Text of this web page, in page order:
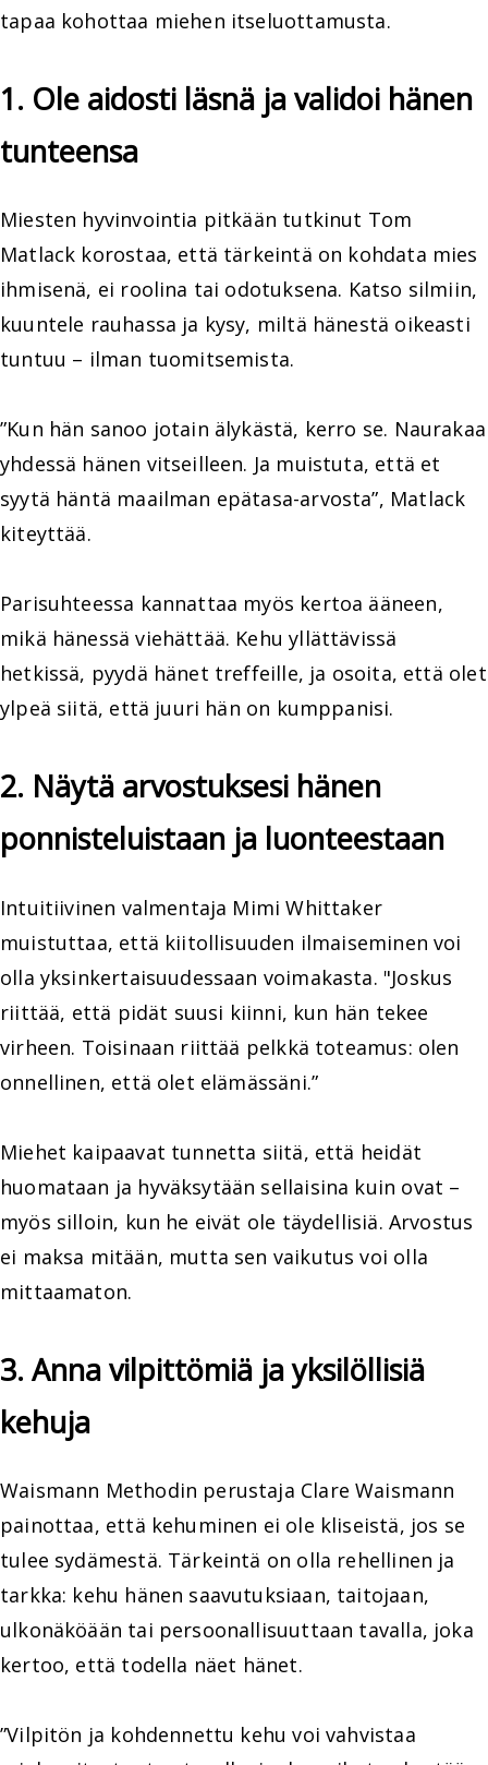
tapaa kohottaa miehen itseluottamusta.
1. Ole aidosti läsnä ja validoi hänen
tunteensa
Miesten hyvinvointia pitkään tutkinut Tom
Matlack korostaa, että tärkeintä on kohdata mies
ihmisenä, ei roolina tai odotuksena. Katso silmiin,
kuuntele rauhassa ja kysy, miltä hänestä oikeasti
tuntuu – ilman tuomitsemista.
”Kun hän sanoo jotain älykästä, kerro se. Naurakaa
yhdessä hänen vitseilleen. Ja muistuta, että et
syytä häntä maailman epätasa-arvosta”, Matlack
kiteyttää.
Parisuhteessa kannattaa myös kertoa ääneen,
mikä hänessä viehättää. Kehu yllättävissä
hetkissä, pyydä hänet treffeille, ja osoita, että olet
ylpeä siitä, että juuri hän on kumppanisi.
2. Näytä arvostuksesi hänen
ponnisteluistaan ja luonteestaan
Intuitiivinen valmentaja Mimi Whittaker
muistuttaa, että kiitollisuuden ilmaiseminen voi
olla yksinkertaisuudessaan voimakasta. "Joskus
riittää, että pidät suusi kiinni, kun hän tekee
virheen. Toisinaan riittää pelkkä toteamus: olen
onnellinen, että olet elämässäni.”
Miehet kaipaavat tunnetta siitä, että heidät
huomataan ja hyväksytään sellaisina kuin ovat –
myös silloin, kun he eivät ole täydellisiä. Arvostus
ei maksa mitään, mutta sen vaikutus voi olla
mittaamaton.
3. Anna vilpittömiä ja yksilöllisiä
kehuja
Waismann Methodin perustaja Clare Waismann
painottaa, että kehuminen ei ole kliseistä, jos se
tulee sydämestä. Tärkeintä on olla rehellinen ja
tarkka: kehu hänen saavutuksiaan, taitojaan,
ulkonäköään tai persoonallisuuttaan tavalla, joka
kertoo, että todella näet hänet.
”Vilpitön ja kohdennettu kehu voi vahvistaa